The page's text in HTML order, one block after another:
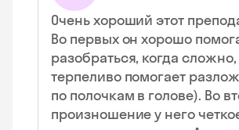
Очень хороший этот
Во первых он хорошо
разобраться, когда сложно,
терпеливо помогает
по полочкам в голове). Во
произношение у него